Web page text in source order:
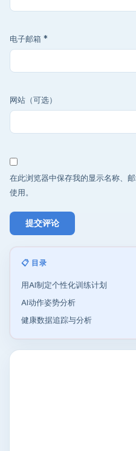
电子邮箱 *
网站（可选）
在此浏览器中保存我的显示名称、
使用。
📋 目录
用AI制定个性化训练计划
AI动作姿势分析
健康数据追踪与分析